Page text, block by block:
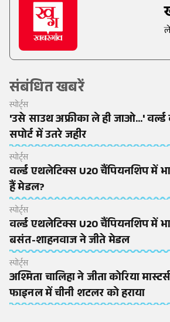
संबंधित खबरें
स्पोर्ट्स
'उसे साउथ अफ्रीका ले ही जाओ...'
सपोर्ट में उतरे जहीर
स्पोर्ट्स
वर्ल्ड एथलेटिक्स U20 चैंपियनशिप में
हैं मेडल?
स्पोर्ट्स
वर्ल्ड एथलेटिक्स U20 चैंपियनशिप में
बसंत-शाहनवाज ने जीते मेडल
स्पोर्ट्स
अश्मिता चालिहा ने जीता कोरिया
फाइनल में चीनी शटलर को हराया